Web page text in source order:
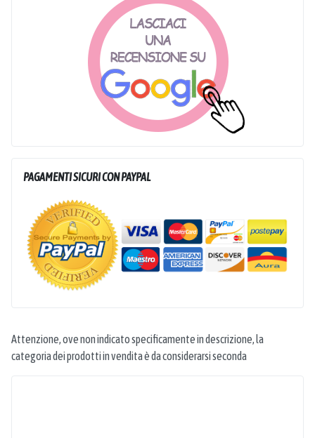
PAGAMENTI SICURI CON PAYPAL
Attenzione, ove non indicato specificamente in descrizione, la
categoria dei prodotti in vendita è da considerarsi seconda